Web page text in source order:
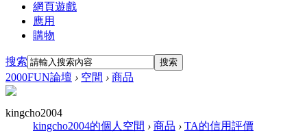
網頁遊戲
應用
購物
搜索 搜索
2000FUN論壇 › 空間 › 商品
kingcho2004
kingcho2004的個人空間 › 商品 › TA的信用評價